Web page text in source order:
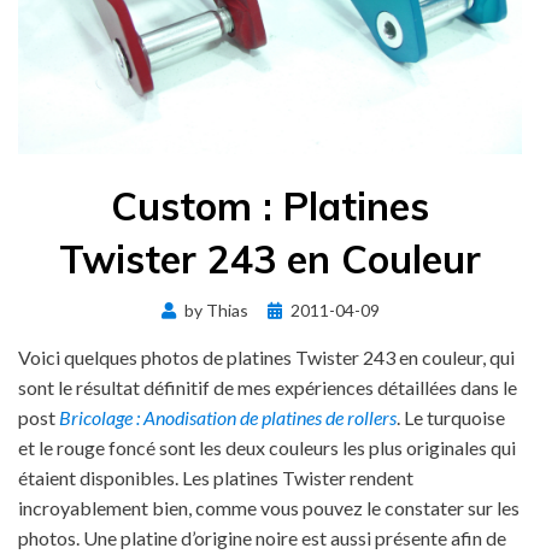
Custom : Platines
Twister 243 en Couleur
by Thias
Posted
2011-04-09
Voici quelques photos de platines Twister 243 en couleur, qui
sont le résultat définitif de mes expériences détaillées dans le
post Bricolage : Anodisation de platines de rollers . Le turquoise
et le rouge foncé sont les deux couleurs les plus originales qui
étaient disponibles. Les platines Twister rendent
incroyablement bien, comme vous pouvez le constater sur les
photos. Une platine d’origine noire est aussi présente afin de